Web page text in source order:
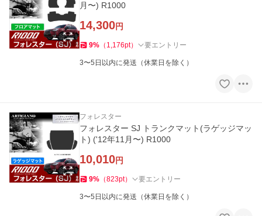
月〜) R1000
14,300円
9% （ 1,176pt） 要エントリー
3〜5日以内に発送（休業日を除く）
フォレスター
フォレスター SJ トランクマット(ラゲッジマッ
ト) ('12年11月〜) R1000
10,010円
9% （823pt） 要エントリー
3〜5日以内に発送（休業日を除く）